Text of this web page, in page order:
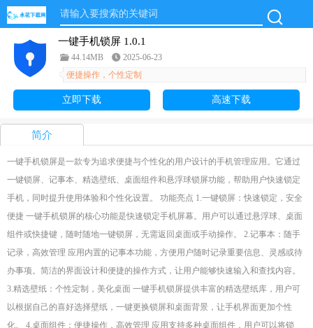
一键手机锁屏 1.0.1
44.14MB
2025-06-23
便捷操作，个性定制
立即下载 高速下载
简介
一键手机锁屏是一款专为追求便捷与个性化的用户设计的手机管理应用。它通过
一键锁屏、记事本、精选壁纸、桌面组件和悬浮球锁屏功能，帮助用户快速锁定
手机，同时提升使用体验和个性化设置。 功能亮点 1.一键锁屏：快速锁定，安全
便捷 一键手机锁屏的核心功能是快速锁定手机屏幕。用户可以通过悬浮球、桌面
组件或快捷键，随时随地一键锁屏，无需返回桌面或手动操作。 2.记事本：随手
记录，高效管理 应用内置的记事本功能，方便用户随时记录重要信息、灵感或待
办事项。简洁的界面设计和便捷的操作方式，让用户能够快速输入和查找内容。
3.精选壁纸：个性定制，美化桌面 一键手机锁屏提供丰富的精选壁纸库，用户可
以根据自己的喜好选择壁纸，一键更换锁屏和桌面背景，让手机界面更加个性
化。 4.桌面组件：便捷操作，高效管理 应用支持多种桌面组件，用户可以将锁